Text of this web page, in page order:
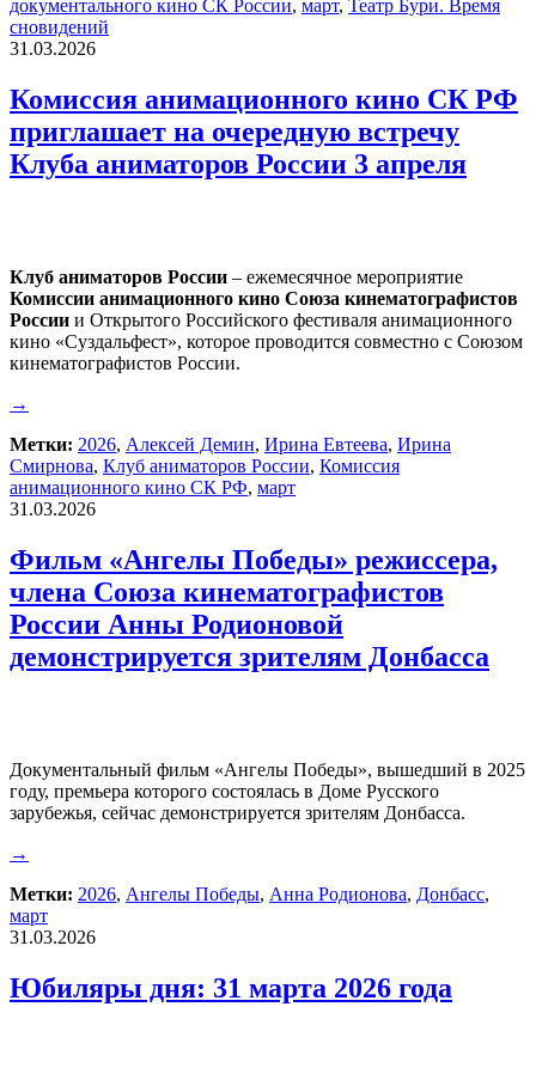
документального кино СК России, март, Театр Бури. Время
сновидений
31.03.2026
Комиссия анимационного кино СК РФ
приглашает на очередную встречу
Клуба аниматоров России 3 апреля
Клуб аниматоров России – ежемесячное мероприятие
Комиссии анимационного кино Союза кинематографистов
России и Открытого Российского фестиваля анимационного
кино «Суздальфест», которое проводится совместно с Союзом
кинематографистов России.
→
Метки: 2026, Алексей Демин, Ирина Евтеева, Ирина
Смирнова, Клуб аниматоров России, Комиссия
анимационного кино СК РФ, март
31.03.2026
Фильм «Ангелы Победы» режиссера,
члена Союза кинематографистов
России Анны Родионовой
демонстрируется зрителям Донбасса
Документальный фильм «Ангелы Победы», вышедший в 2025
году, премьера которого состоялась в Доме Русского
зарубежья, сейчас демонстрируется зрителям Донбасса.
→
Метки: 2026, Ангелы Победы, Анна Родионова, Донбасс,
март
31.03.2026
Юбиляры дня: 31 марта 2026 года